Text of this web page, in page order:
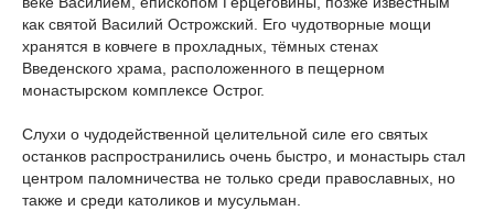
как святой Василий Острожский. Его чудотворные мощи
хранятся в ковчеге в прохладных, тёмных стенах
Введенского храма, расположенного в пещерном
монастырском комплексе Острог.
Слухи о чудодейственной целительной силе его святых
останков распространились очень быстро, и монастырь стал
центром паломничества не только среди православных, но
также и среди католиков и мусульман.